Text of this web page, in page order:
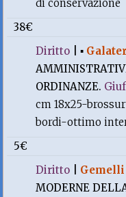
di conservazione
38€
Diritto |▪
ORDINANZE.
cm 18x25-
bordi-ottimo
5€
Diritto
MODERNE